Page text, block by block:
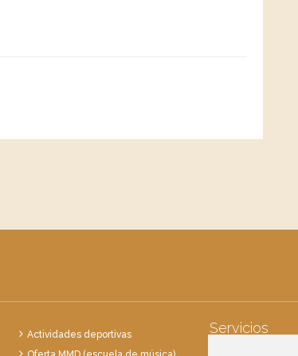
Actividades deportivas
Servicios